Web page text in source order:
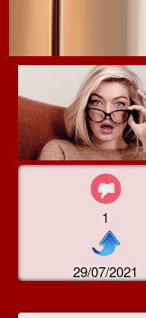
1
29/07/2021